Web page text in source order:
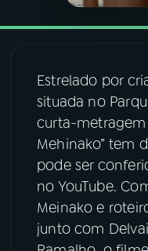
06VIDEOCASTS
07ÚLTIMAS
FESTIVAL DE
ACOMPANHE A RÁDIO
Estrelado por
situada no
curta-metragem
Mehinako” tem
pode ser
no YouTube.
Meinako e
junto com